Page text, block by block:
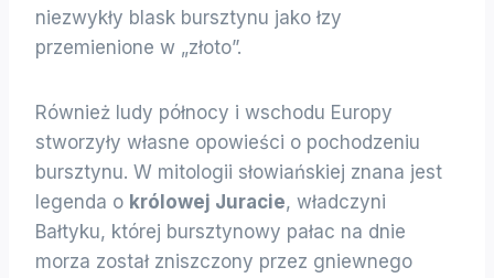
niezwykły blask bursztynu jako łzy
przemienione w „złoto”.
Również ludy północy i wschodu Europy
stworzyły własne opowieści o pochodzeniu
bursztynu. W mitologii słowiańskiej znana jest
legenda o królowej Juracie, władczyni
Bałtyku, której bursztynowy pałac na dnie
morza został zniszczony przez gniewnego